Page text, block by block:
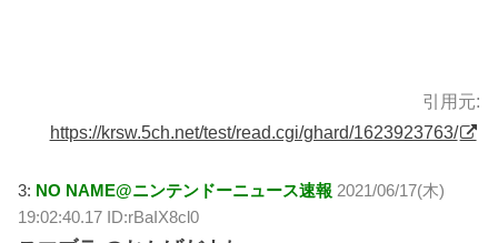
引用元:
https://krsw.5ch.net/test/read.cgi/ghard/1623923763/
3: NO NAME@ニンテンドーニュース速報 2021/06/17(木)
19:02:40.17 ID:rBaIX8cl0